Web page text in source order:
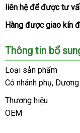
vật
siêu
thích
âm
đạo
Libo
tại
Website.vn
liên hệfacebook
đểthống
được tư
Hàng bình
được giao kín
Thông tin bổ
Loại sản phẩm
Có nhánh phụsử
,
Thương hiệu
OEM